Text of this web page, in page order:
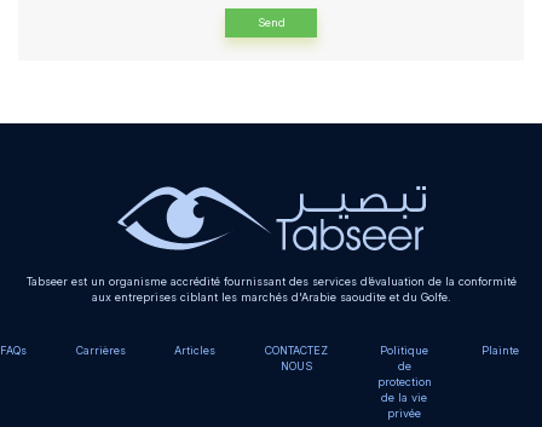
Tabseer est un organisme accrédité fournissant des services d’évaluation de la conformité
aux entreprises ciblant les marchés d'Arabie saoudite et du Golfe.
FAQs Carrières Articles
CONTACTEZ
NOUS
Politique
de
protection
de la vie
privée
Plainte